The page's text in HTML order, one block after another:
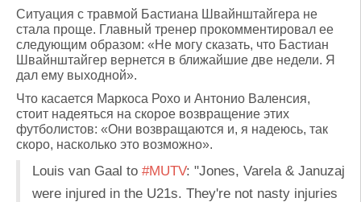
Ситуация с травмой Бастиана Швайнштайгера не
стала проще. Главный тренер прокомментировал ее
следующим образом: «Не могу сказать, что Бастиан
Швайнштайгер вернется в ближайшие две недели. Я
дал ему выходной».
Что касается Маркоса Рохо и Антонио Валенсия,
стоит надеяться на скорое возвращение этих
футболистов: «Они возвращаются и, я надеюсь, так
скоро, насколько это возможно».
Louis van Gaal to #MUTV: "Jones, Varela & Januzaj
were injured in the U21s. They're not nasty injuries